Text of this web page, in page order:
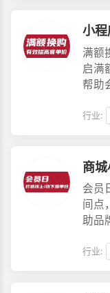
小
满额
启满
帮助
行业:
商
会员
间点
助品
行业: